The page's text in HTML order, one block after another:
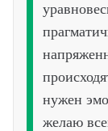
нужен
желаю